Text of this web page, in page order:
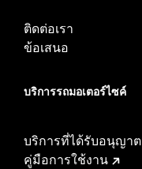
ติดต่อเรา
ข้อเสนอ
บริการรถมอเตอร์ไซค์​
บริการที่ได้รับอนุญาต
คู่มือการใช้งาน